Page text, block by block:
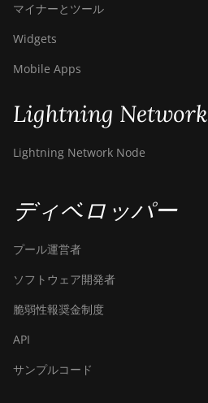
Air
Bitdeer SealMiner A2 Pro
Hyd
Bitdeer SealMiner A3 Air
Hydro
Air
Bitdeer SealMiner A3 Pro
Bitdeer SealMiner A4 Pro
マイナーとツール
Widgets
Mobile Apps
Lightning Network
Lightning Network Node
ディベロッパー
プール運営者
ソフトウェア開発者
脆弱性報奨金制度
API
サンプルコード